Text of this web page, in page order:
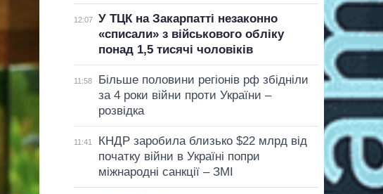
12:07
У ТЦК на Закарпатті незаконно
«списали» з військового обліку
понад 1,5 тисячі чоловіків
11:58
Більше половини регіонів рф збідніли
за 4 роки війни проти України –
розвідка
11:41
КНДР заробила близько $22 млрд від
початку війни в Україні попри
міжнародні санкції – ЗМІ